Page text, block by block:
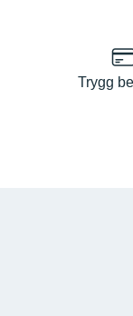
Trygg